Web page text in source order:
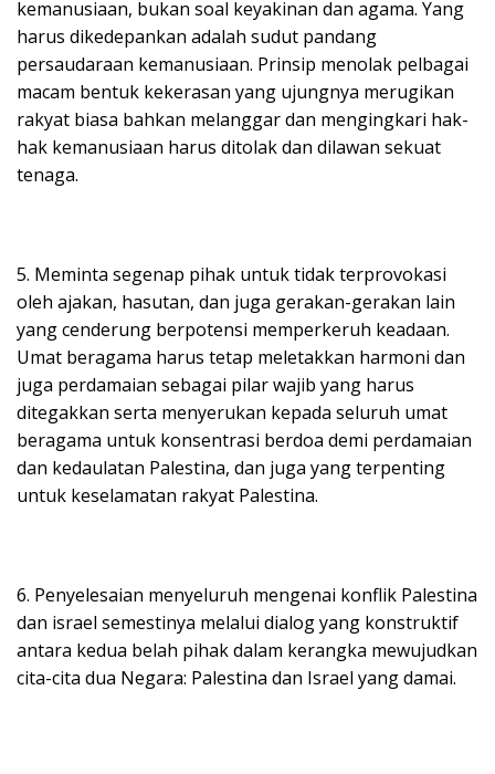
kemanusiaan, bukan soal keyakinan dan agama. Yang
harus dikedepankan adalah sudut pandang
persaudaraan kemanusiaan. Prinsip menolak pelbagai
macam bentuk kekerasan yang ujungnya merugikan
rakyat biasa bahkan melanggar dan mengingkari hak-
hak kemanusiaan harus ditolak dan dilawan sekuat
tenaga.
5. Meminta segenap pihak untuk tidak terprovokasi
oleh ajakan, hasutan, dan juga gerakan-gerakan lain
yang cenderung berpotensi memperkeruh keadaan.
Umat beragama harus tetap meletakkan harmoni dan
juga perdamaian sebagai pilar wajib yang harus
ditegakkan serta menyerukan kepada seluruh umat
beragama untuk konsentrasi berdoa demi perdamaian
dan kedaulatan Palestina, dan juga yang terpenting
untuk keselamatan rakyat Palestina.
6. Penyelesaian menyeluruh mengenai konflik Palestina
dan israel semestinya melalui dialog yang konstruktif
antara kedua belah pihak dalam kerangka mewujudkan
cita-cita dua Negara: Palestina dan Israel yang damai.